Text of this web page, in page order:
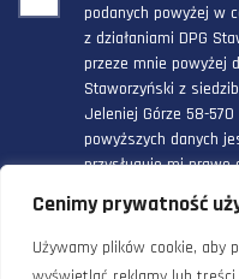
Cenimy prywatność
Używamy plików cookie, aby
podanych powyżej w
z działaniami DPG
przeze mnie powyżej
Staworzyński z
Jeleniej Górze 58-
powyższych danych
przysługuje mi
czasie.